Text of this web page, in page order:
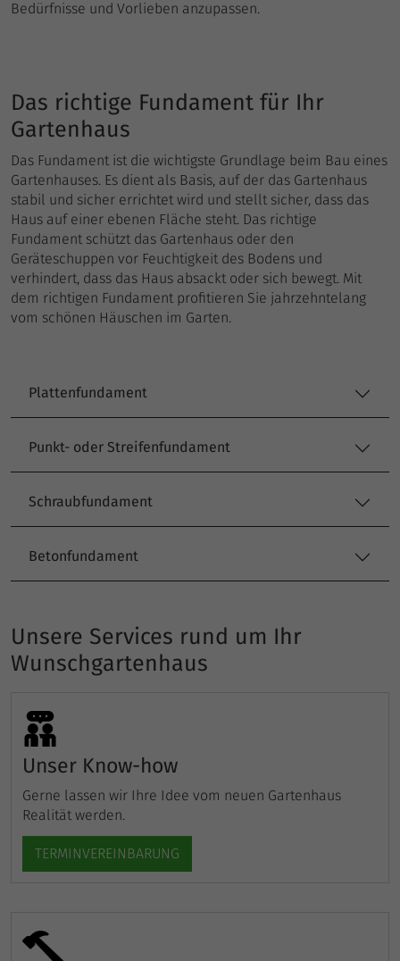
Bedürfnisse und Vorlieben anzupassen.
Das richtige Fundament für Ihr
Gartenhaus
Das Fundament ist die wichtigste Grundlage beim Bau eines
Gartenhauses. Es dient als Basis, auf der das Gartenhaus
stabil und sicher errichtet wird und stellt sicher, dass das
Haus auf einer ebenen Fläche steht. Das richtige
Fundament schützt das Gartenhaus oder den
Geräteschuppen vor Feuchtigkeit des Bodens und
verhindert, dass das Haus absackt oder sich bewegt. Mit
dem richtigen Fundament profitieren Sie jahrzehntelang
vom schönen Häuschen im Garten.
Plattenfundament
Punkt- oder Streifenfundament
Schraubfundament
Betonfundament
Unsere Services rund um Ihr
Wunschgartenhaus
Unser Know-how
Gerne lassen wir Ihre Idee vom neuen Gartenhaus
Realität werden.
TERMINVEREINBARUNG